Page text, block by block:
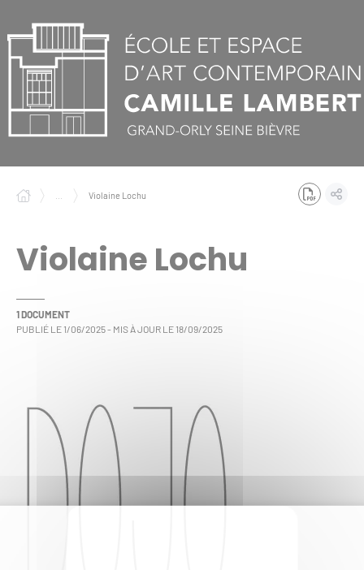
Violaine Lochu
Violaine Lochu
1 DOCUMENT
PUBLIÉ LE 1/06/2025- MIS À JOUR LE 18/09/2025